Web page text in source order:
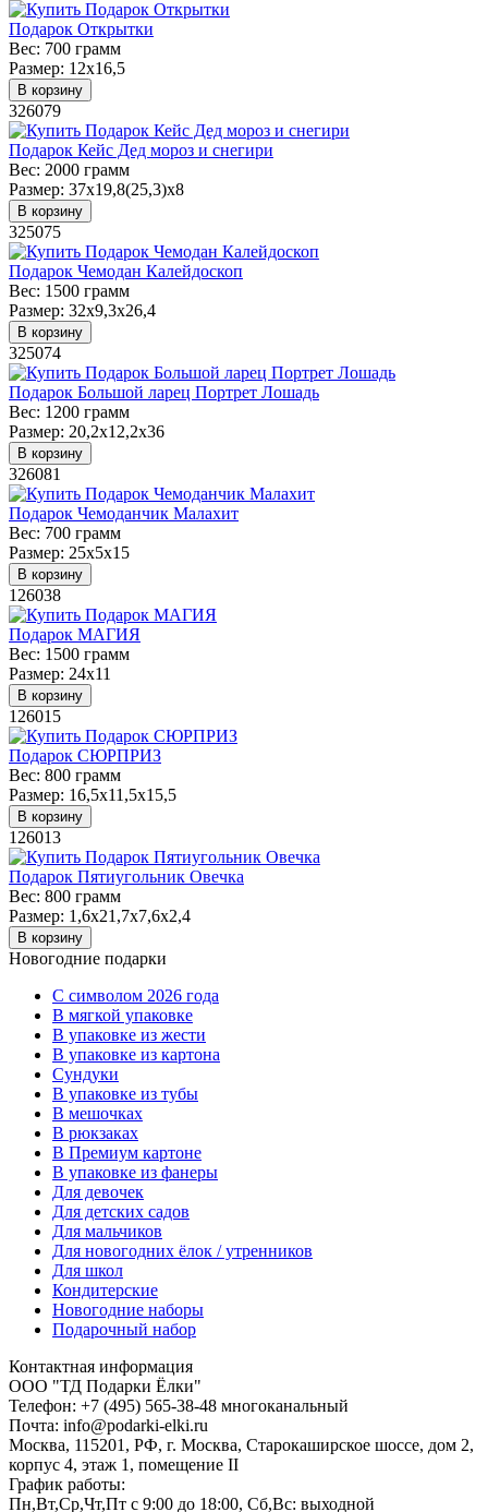
Подарок Открытки
Вес: 700 грамм
Размер: 12х16,5
В корзину
326079
Подарок Кейс Дед мороз и снегири
Вес: 2000 грамм
Размер: 37х19,8(25,3)х8
В корзину
325075
Подарок Чемодан Калейдоскоп
Вес: 1500 грамм
Размер: 32х9,3х26,4
В корзину
325074
Подарок Большой ларец Портрет Лошадь
Вес: 1200 грамм
Размер: 20,2х12,2х36
В корзину
326081
Подарок Чемоданчик Малахит
Вес: 700 грамм
Размер: 25х5х15
В корзину
126038
Подарок МАГИЯ
Вес: 1500 грамм
Размер: 24х11
В корзину
126015
Подарок СЮРПРИЗ
Вес: 800 грамм
Размер: 16,5х11,5х15,5
В корзину
126013
Подарок Пятиугольник Овечка
Вес: 800 грамм
Размер: 1,6x21,7х7,6х2,4
В корзину
Новогодние подарки
C символом 2026 года
В мягкой упаковке
В упаковке из жести
В упаковке из картона
Сундуки
В упаковке из тубы
В мешочках
В рюкзаках
В Премиум картоне
В упаковке из фанеры
Для девочек
Для детских садов
Для мальчиков
Для новогодних ёлок / утренников
Для школ
Кондитерские
Новогодние наборы
Подарочный набор
Контактная информация
ООО "ТД Подарки Ёлки"
Телефон: +7 (495) 565-38-48 многоканальный
Почта: info@podarki-elki.ru
Москва, 115201, РФ, г. Москва, Старокаширское шоссе, дом 2,
корпус 4, этаж 1, помещение II
График работы:
Пн,Вт,Ср,Чт,Пт с 9:00 до 18:00, Сб,Вс: выходной